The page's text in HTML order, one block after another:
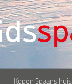
Kopen Spaans huis